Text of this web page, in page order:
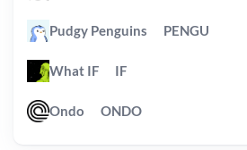
Pudgy Penguins PENGU
What IF IF
Ondo ONDO